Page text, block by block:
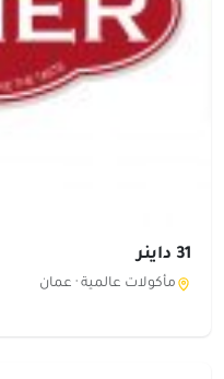
31 داينر
مأكولات عالمية · عمان